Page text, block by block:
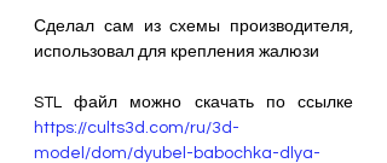
Сделал сам из схемы производителя,
использовал для крепления жалюзи
https://cults3d.com/ru/3d-
model/dom/dyubel-babochka-dlya-